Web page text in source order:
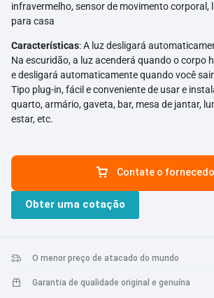
infravermelho, sensor de movimento corporal,
para casa
Características:A luz desligará
Na escuridão, a luz acenderá quando o corpo
e desligará automaticamente quando você
Tipo plug-in, fácil e conveniente de usar e
quarto, armário, gaveta, bar, mesa de jantar,
estar, etc.
Contate o
Obter uma cotação
O menor preço de atacado do mundo
Garantia de qualidade original e genuína